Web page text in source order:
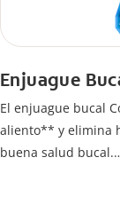
Enjuague
El enjuague bucal
aliento** y elimina
buena salud bucal.